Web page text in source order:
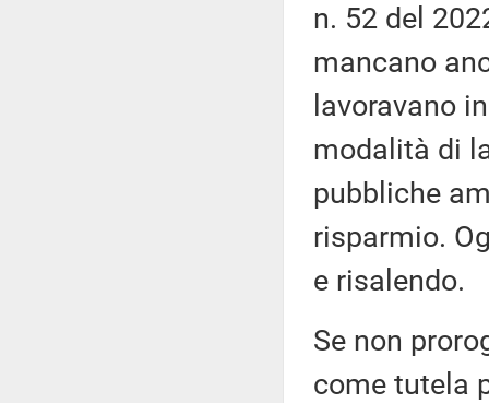
n. 52 del
mancano
lavoravano
modalità di
pubbliche
risparmio.
e risalendo.
Se non
come tutela